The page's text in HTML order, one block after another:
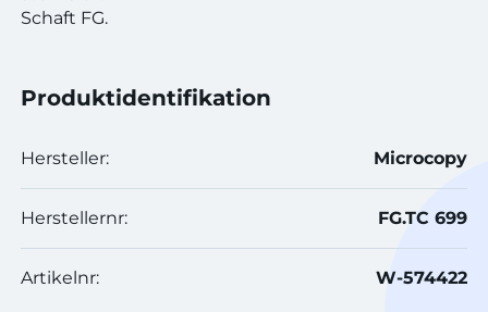
Schaft FG.
Produktidentifikation
Hersteller: Microcopy
Herstellernr: FG.TC 699
Artikelnr: W-574422